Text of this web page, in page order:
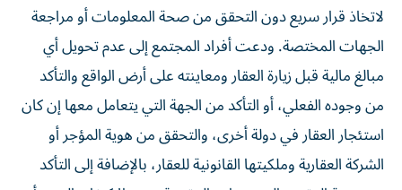
لاتخاذ قرار سريع دون التحقق من صحة المعلومات أو مراجعة
الجهات المختصة. ودعت أفراد المجتمع إلى عدم تحويل أي
مبالغ مالية قبل زيارة العقار ومعاينته على أرض الواقع والتأكد
من وجوده الفعلي، أو التأكد من الجهة التي يتعامل معها إن كان
استئجار العقار في دولة أخرى، والتحقق من هوية المؤجر أو
الشركة العقارية وملكيتها القانونية للعقار، بالإضافة إلى التأكد